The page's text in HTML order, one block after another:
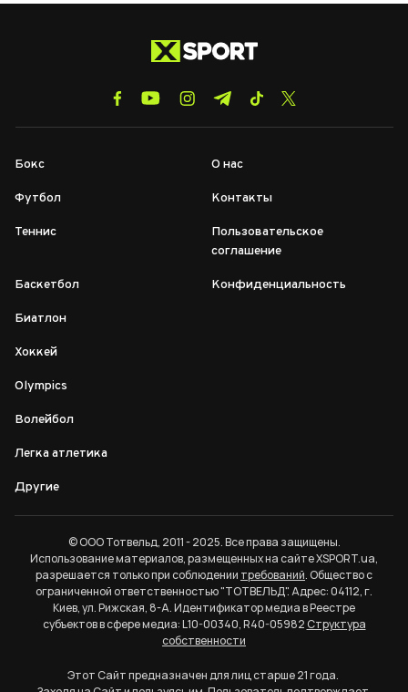
Бокс
Футбол
Теннис
Баскетбол
Биатлон
Хоккей
Olympics
Волейбол
Легка атлетика
Другие
О нас
Контакты
Пользовательское
соглашение
Конфиденциальность
© ООО Тотвельд, 2011 - 2025. Все права защищены.
Использование материалов, размещенных на сайте XSPORT.ua,
разрешается только при соблюдении требований. Общество с
ограниченной ответственностью "ТОТВЕЛЬД". Адрес: 04112, г.
Киев, ул. Рижская, 8-А. Идентификатор медиа в Реестре
субъектов в сфере медиа: L10-00340, R40-05982Структура
собственности
Этот Сайт предназначен для лиц старше 21 года.